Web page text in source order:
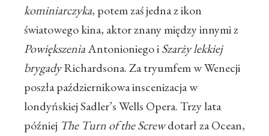
kominiarczyka, potem zaś jedna z ikon
światowego kina, aktor znany między innymi z
PowiększeniaAntonioniego iSzarży lekkiej
brygadyRichardsona. Za tryumfem w Wenecji
poszła październikowa inscenizacja w
londyńskiej Sadler’s Wells Opera. Trzy lata
później The Turn of the Screwdotarł za Ocean,